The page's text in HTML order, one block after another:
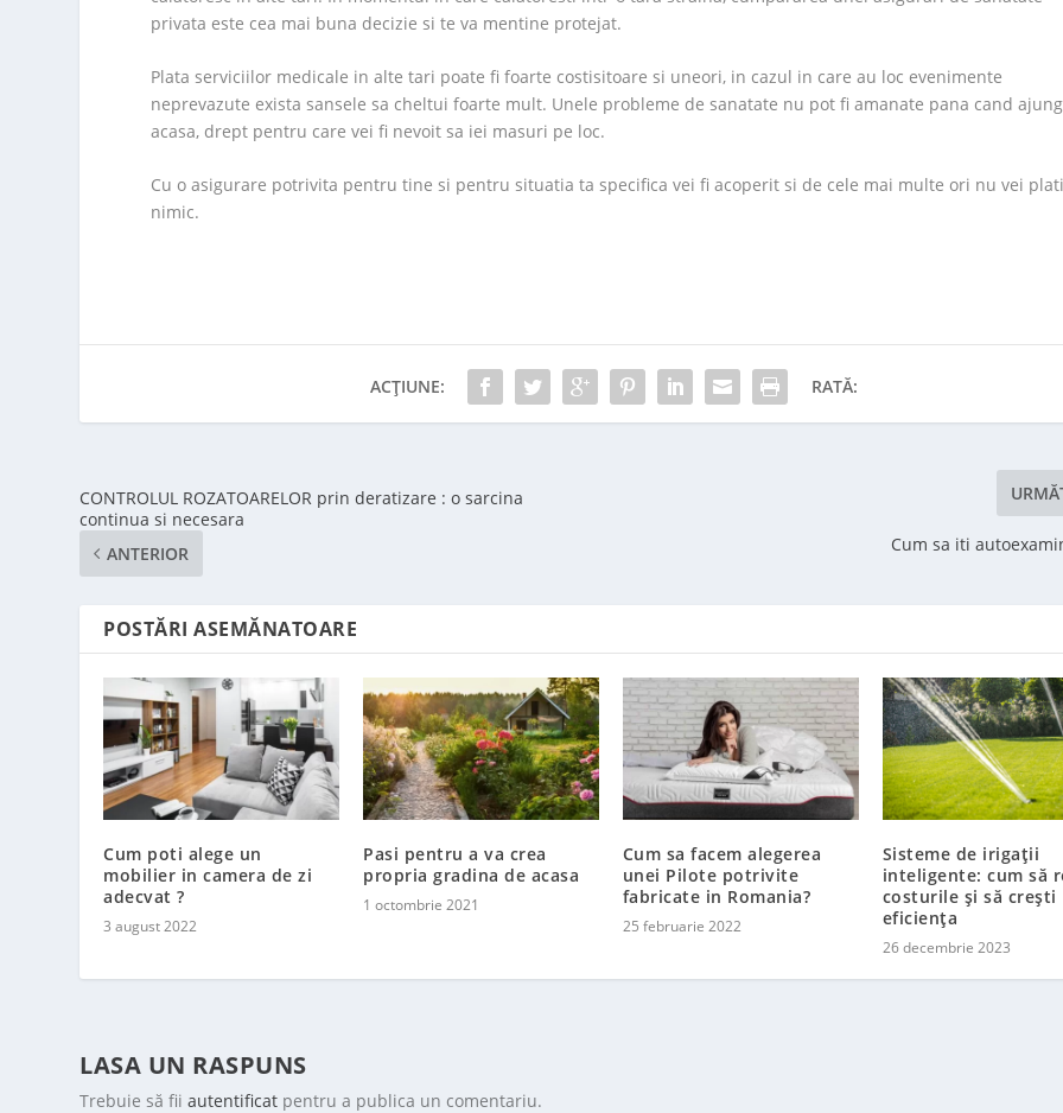
privata este cea mai buna decizie si te va mentine protejat.
Plata serviciilor medicale in alte tari poate fi foarte costisitoare si uneori, in cazul in care au loc evenimente
neprevazute exista sansele sa cheltui foarte mult. Unele probleme de sanatate nu pot fi amanate pana cand
acasa, drept pentru care vei fi nevoit sa iei masuri pe loc.
Cu o asigurare potrivita pentru tine si pentru situatia ta specifica vei fi acoperit si de cele mai multe ori nu vei
nimic.
ACȚIUNE: RATĂ:
CONTROLUL ROZATOARELOR prin deratizare : o sarcina
continua si necesara
ANTERIOR
Cum sa iti
POSTĂRI ASEMĂNATOARE
Cum poti alege un
mobilier in camera de zi
adecvat ?
3 august 2022
Pasi pentru a va crea
propria gradina de acasa
1 octombrie 2021
Cum sa facem alegerea
unei Pilote potrivite
fabricate in Romania?
25 februarie 2022
Sisteme de irigații
inteligente: cum să
costurile și să crești
eficiența
26 decembrie 2023
LASA UN RASPUNS
Trebuie să fiiautentificat pentru a publica un comentariu.